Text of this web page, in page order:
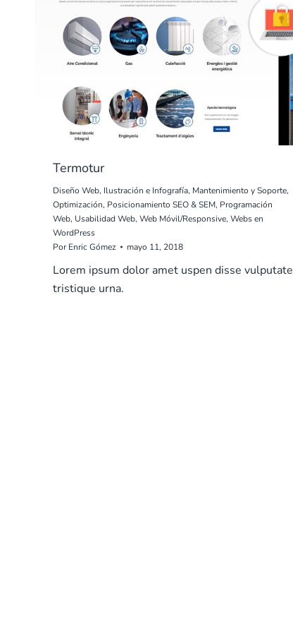
Termotur
Diseño Web, Ilustración e Infografía, Mantenimiento y Soporte,
Optimización, Posicionamiento SEO & SEM, Programación
Web, Usabilidad Web, Web Móvil/Responsive, Webs en
WordPress
PorEnric Gómez mayo 11, 2018
Lorem ipsum dolor amet uspen disse vulputate
tristique urna.